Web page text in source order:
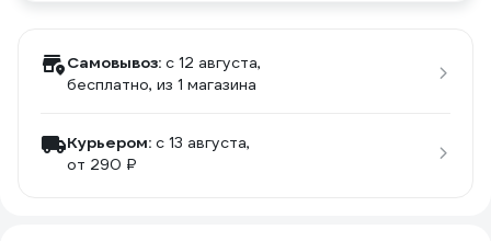
Самовывоз: c 12 августа,
бесплатно, из 1 магазина
Курьером: c 13 августа,
от 290 ₽